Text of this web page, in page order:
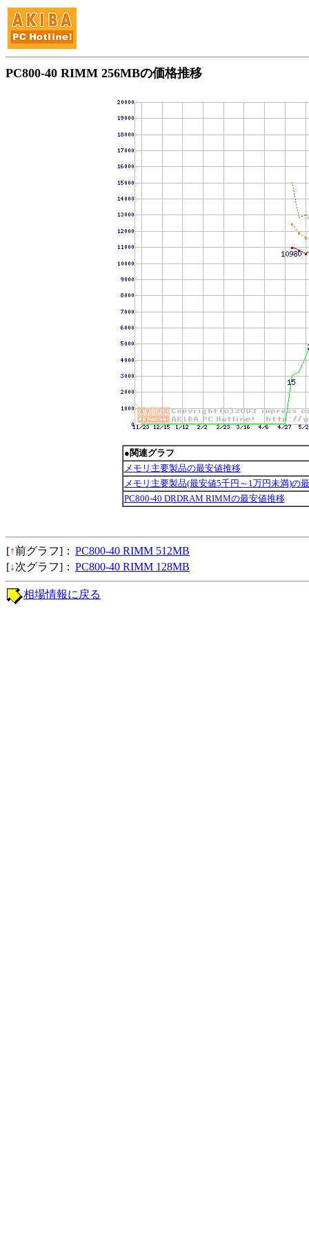
PC800-40 RIMM 256MBの価格推移
●関連グラフ
メモリ主要製品の最安値推移
メモリ主要製品(最安値5千円～1万円未満)の
PC800-40 DRDRAM RIMMの最安値推移
[↑前グラフ]： PC800-40 RIMM 512MB
[↓次グラフ]： PC800-40 RIMM 128MB
相場情報に戻る